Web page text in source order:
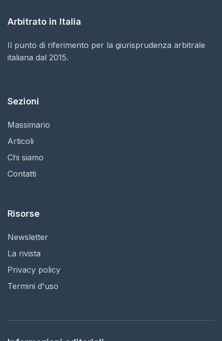
Arbitrato in Italia
Il punto di riferimento per la giurisprudenza arbitrale
italiana dal 2015.
Sezioni
Massimario
Articoli
Chi siamo
Contatti
Risorse
Newsletter
La rivista
Privacy policy
Termini d'uso